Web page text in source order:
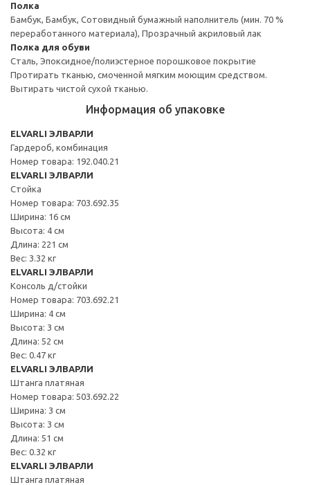
Полка
Бамбук, Бамбук, Сотовидный бумажный наполнитель (мин. 70 %
переработанного материала), Прозрачный акриловый лак
Полка для обуви
Сталь, Эпоксидное/полиэстерное порошковое покрытие
Протирать тканью, смоченной мягким моющим средством.
Вытирать чистой сухой тканью.
Информация об упаковке
ELVARLI ЭЛВАРЛИ
Гардероб, комбинация
Номер товара: 192.040.21
ELVARLI ЭЛВАРЛИ
Стойка
Номер товара: 703.692.35
Ширина: 16 см
Высота: 4 см
Длина: 221 см
Вес: 3.32 кг
ELVARLI ЭЛВАРЛИ
Консоль д/стойки
Номер товара: 703.692.21
Ширина: 4 см
Высота: 3 см
Длина: 52 см
Вес: 0.47 кг
ELVARLI ЭЛВАРЛИ
Штанга платяная
Номер товара: 503.692.22
Ширина: 3 см
Высота: 3 см
Длина: 51 см
Вес: 0.32 кг
ELVARLI ЭЛВАРЛИ
Штанга платяная